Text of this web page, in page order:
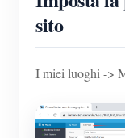
sito
I miei luoghi ->